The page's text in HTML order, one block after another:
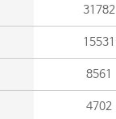
31782
15531
8561
4702